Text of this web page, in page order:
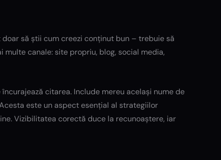
să știi cum creezi conținut bun – trebuie să
canale: site propriu, blog, social media,
citarea. Include mereu același nume de
este un aspect esențial al strategiilor
Vizibilitatea corectă duce la recunoaștere, iar